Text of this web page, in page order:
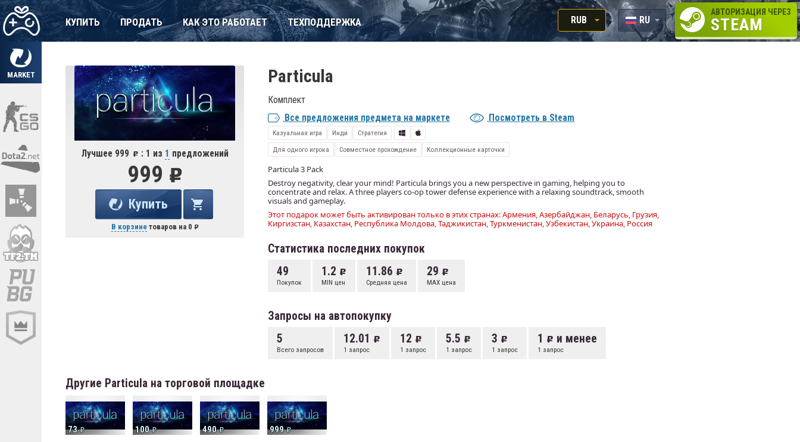
MARKET
КУПИТЬ ПРОДАТЬ КАК ЭТО РАБОТАЕТ ТЕХПОДДЕРЖКА
RUB
RUB
RU
EN
АВТОРИЗАЦИЯ ЧЕРЕЗ
STEAM
Лучшее 999 : 1 из 1 предложений
999
Купить
В корзинетоваров на 0
Particula
Комплект
Все предложения предмета на маркете
Посмотреть в Steam
Казуальная игра Инди
Стратегия
Для одного игрока
Совместное прохождение Коллекционные карточки
Particula 3 Pack
Destroy negativity, clear your mind! Particula brings you a new perspective in gaming, helping you to
concentrate and relax. A three players co-op tower defense experience with a relaxing soundtrack, smooth
visuals and gameplay.
Этот подарок может быть активирован только в этих странах: Армения, Азербайджан, Беларусь, Грузия,
Киргизстан, Казахстан, Республика Молдова, Таджикистан, Туркменистан, Узбекистан, Украина, Россия
Статистика последних покупок
49
Покупок
1.2
MIN цен
11.86
Средняя цена
29
MAX цена
Запросы на автопокупку
5
Всего запросов
12.01
1 запрос
12
1 запрос
5.5
1 запрос
3
1 запрос
1 и менее
1 запрос
Другие Particula на торговой площадке
73 100 490 999